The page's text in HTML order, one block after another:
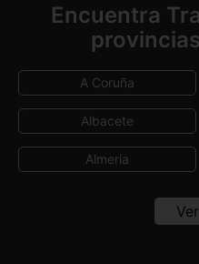
Encuentra
A Coruña
Albacete
Almeria